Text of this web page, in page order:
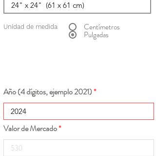
Unidad de medida Centímetros
Pulgadas
Año (4 dígitos, ejemplo 2021)
Valor de Mercado